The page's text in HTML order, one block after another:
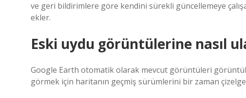
ve geri bildirimlere göre kendini sürekli güncellemeye
ekler.
Eski uydu görüntülerine nasıl
Google Earth otomatik olarak mevcut görüntüleri
görmek için haritanın geçmiş sürümlerini bir zaman